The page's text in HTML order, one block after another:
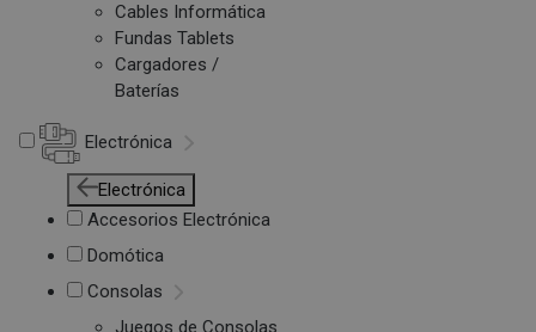
Cables Informática
Fundas Tablets
Cargadores /
Baterías
Electrónica
Electrónica
Accesorios Electrónica
Domótica
Consolas
Juegos de Consolas